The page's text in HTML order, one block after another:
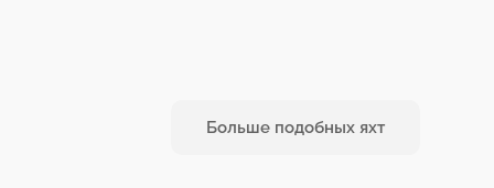
Больше подобных яхт